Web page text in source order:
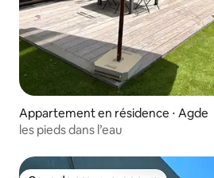
Appartement en résidence ⋅ Agde
les pieds dans l’eau